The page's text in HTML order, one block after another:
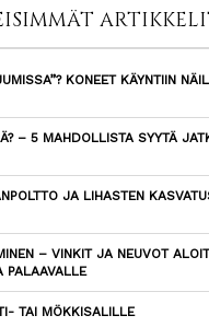
KONEET KÄYNTIIN
– 5 MAHDOLLISTA SYYTÄ
JA LIHASTEN
– VINKIT JA NEUVOT
PALAAVALLE
TAI MÖKKISALILLE